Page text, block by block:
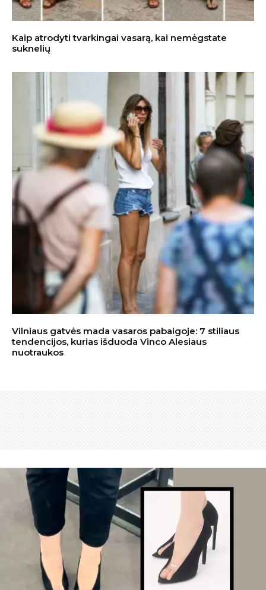
Kaip atrodyti tvarkingai vasarą, kai nemėgstate
suknelių
Vilniaus gatvės mada vasaros pabaigoje: 7 stiliaus
tendencijos, kurias išduoda Vinco Alesiaus
nuotraukos